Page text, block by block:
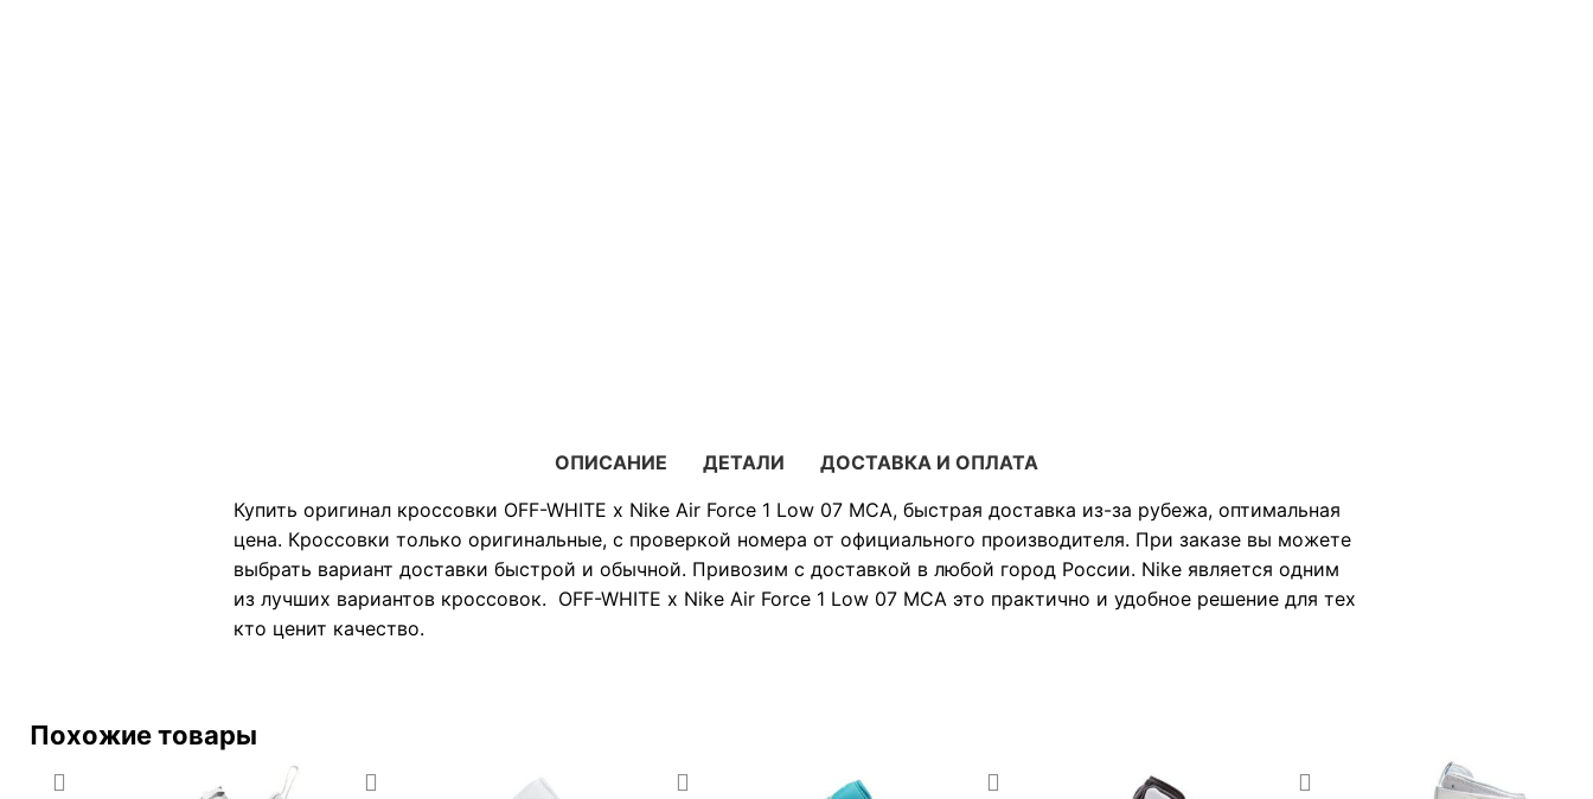
ОПИСАНИЕ ДЕТАЛИ
ДОСТАВКА И ОПЛАТА
Купить оригинал кроссовки OFF-WHITE x Nike Air Force 1 Low 07 MCA, быстрая доставка из-за рубежа, оптимальная
цена. Кроссовки только оригинальные, с проверкой номера от официального производителя. При заказе вы можете
выбрать вариант доставки быстрой и обычной. Привозим с доставкой в любой город России. Nike является одним
из лучших вариантов кроссовок. OFF-WHITE x Nike Air Force 1 Low 07 MCA это практично и удобное решение для тех
кто ценит качество.
Похожие товары